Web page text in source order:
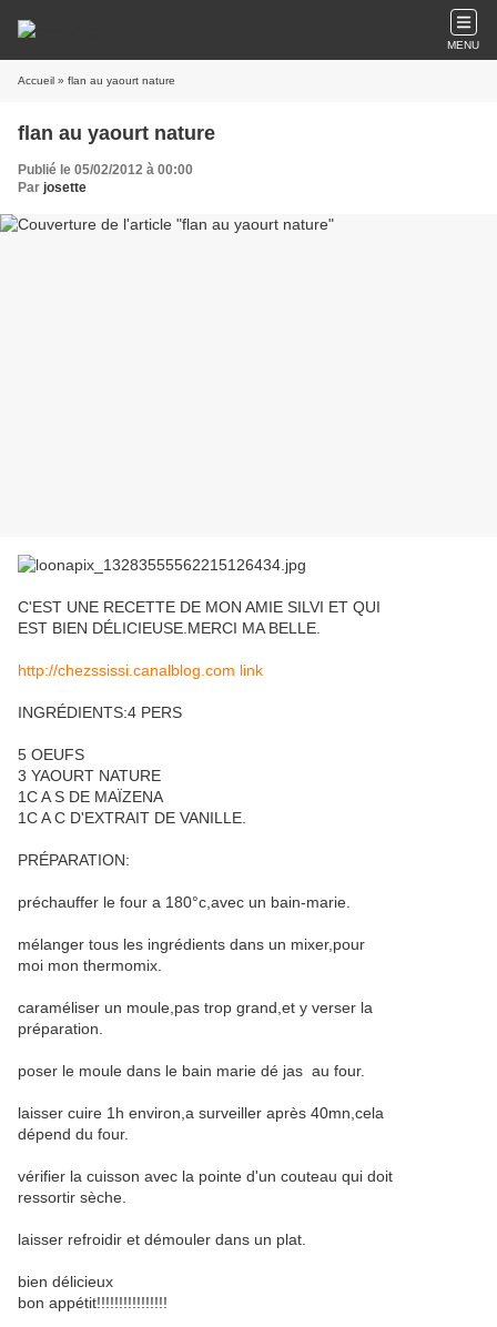
MENU
Accueil » flan au yaourt nature
flan au yaourt nature
Publié le 05/02/2012 à 00:00
Par josette
C'EST UNE RECETTE DE MON AMIE SILVI ET QUI
EST BIEN DÉLICIEUSE.MERCI MA BELLE.
http://chezssissi.canalblog.com link
INGRÉDIENTS:4 PERS
5 OEUFS
3 YAOURT NATURE
1C A S DE MAÏZENA
1C A C D'EXTRAIT DE VANILLE.
PRÉPARATION:
préchauffer le four a 180°c,avec un bain-marie.
mélanger tous les ingrédients dans un mixer,pour
moi mon thermomix.
caraméliser un moule,pas trop grand,et y verser la
préparation.
poser le moule dans le bain marie dé jas au four.
laisser cuire 1h environ,a surveiller après 40mn,cela
dépend du four.
vérifier la cuisson avec la pointe d'un couteau qui doit
ressortir sèche.
laisser refroidir et démouler dans un plat.
bien délicieux
bon appétit!!!!!!!!!!!!!!!!